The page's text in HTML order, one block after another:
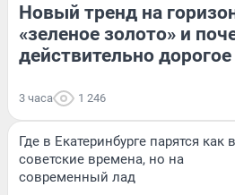
Новый тренд на
«зеленое золото» и
действительно дорогое
3 часа 1 246
Где в Екатеринбурге парятся как в
советские времена, но на
современный лад